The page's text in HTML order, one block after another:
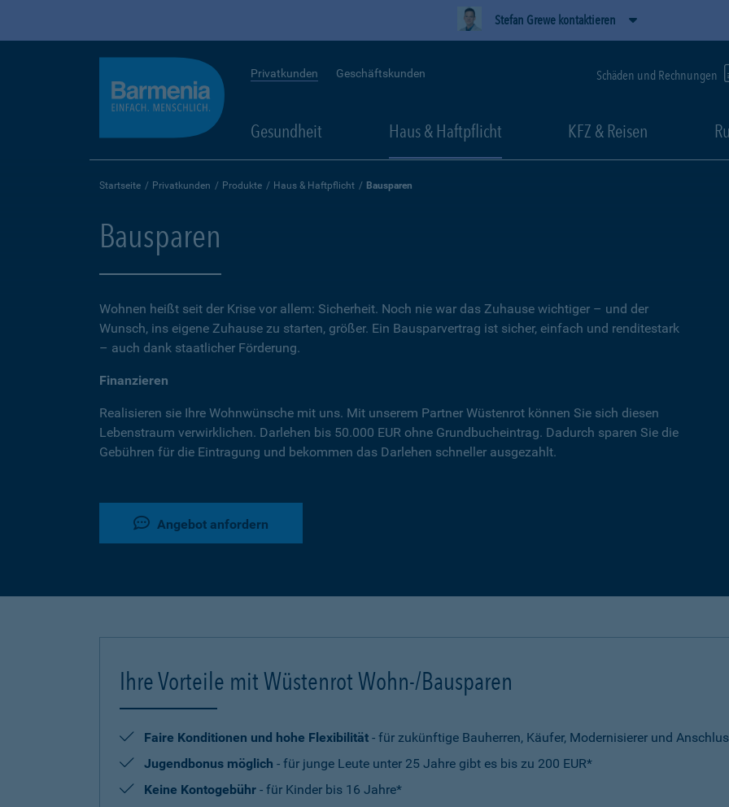
Stefan Grewe kontaktieren
Privatkunden Geschäftskunden Schäden und Rechnungen
Gesundheit Haus & Haftpflicht KFZ & Reisen
Startseite Privatkunden Produkte Haus & Haftpflicht Bausparen
Bausparen
Wohnen heißt seit der Krise vor allem: Sicherheit. Noch nie war das Zuhause wichtiger – und der
Wunsch, ins eigene Zuhause zu starten, größer. Ein Bausparvertrag ist sicher, einfach und renditestark
– auch dank staatlicher Förderung.
Finanzieren
Realisieren sie Ihre Wohnwünsche mit uns. Mit unserem Partner Wüstenrot können Sie sich diesen
Lebenstraum verwirklichen. Darlehen bis 50.000 EUR ohne Grundbucheintrag. Dadurch sparen Sie die
Gebühren für die Eintragung und bekommen das Darlehen schneller ausgezahlt.
Angebot anfordern
Ihre Vorteile mit Wüstenrot Wohn-/Bausparen
Faire Konditionen und hohe Flexibilität - für zukünftige Bauherren, Käufer, Modernisierer und
Jugendbonus möglich - für junge Leute unter 25 Jahre gibt es bis zu 200 EUR*
Keine Kontogebühr - für Kinder bis 16 Jahre*